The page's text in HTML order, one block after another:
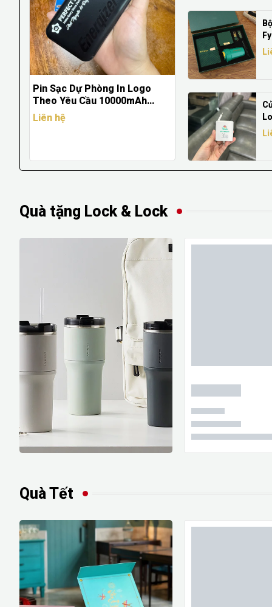
Pin Sạc Dự Phòng In Logo
Theo Yêu Cầu 10000mAh
Energizer UE10055C - Quà
Tặng Doanh Nghiệp Cao Cấp
Liên hệ
–
Quà tặng Lock & Lock
Quà Tết